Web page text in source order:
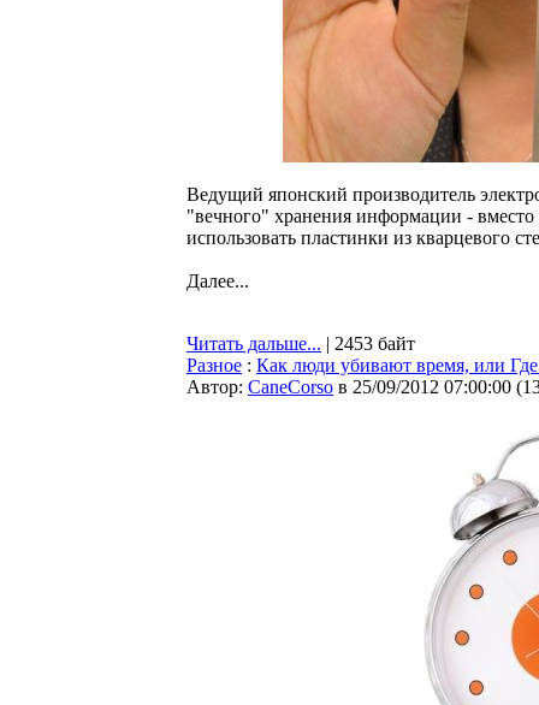
Ведущий японский производитель
"вечного" хранения информации -
использовать пластинки из кварцевого
Далее...
Читать дальше... | 2453 байт
Разное : Как люди убивают время, или Где
Автор: CaneCorso в 25/09/2012 07:00:00 (